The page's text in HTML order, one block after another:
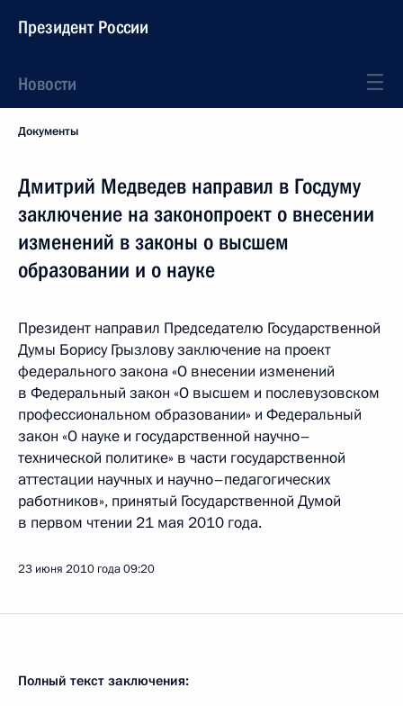
Президент России
Новости
Документы
Дмитрий Медведев направил в Госдуму
заключение на законопроект о внесении
изменений в законы о высшем
образовании и о науке
Президент направил Председателю Государственной
Думы Борису Грызлову заключение на проект
федерального закона «О внесении изменений
в Федеральный закон «О высшем и послевузовском
профессиональном образовании» и Федеральный
закон «О науке и государственной научно–
технической политике» в части государственной
аттестации научных и научно–педагогических
работников», принятый Государственной Думой
в первом чтении 21 мая 2010 года.
23 июня 2010 года09:20
Полный текст заключения: